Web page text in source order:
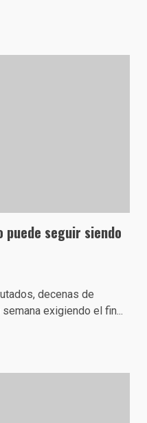
puede seguir siendo
decenas de
exigiendo el fin...